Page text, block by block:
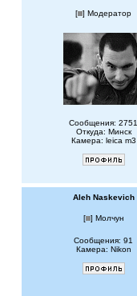
[ ] Модератор
Сообщения: 2751
Откуда: Минск
Камера: leica m3
Aleh Naskevich
[ ] Молчун
Сообщения: 91
Камера: Nikon